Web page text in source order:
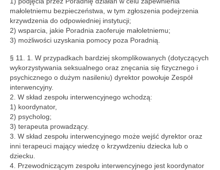
małoletniemu bezpieczeństwa, w tym zgłoszenia podejrzenia
krzywdzenia do odpowiedniej instytucji;
2) wsparcia, jakie Poradnia zaoferuje małoletniemu;
3) możliwości uzyskania pomocy poza Poradnią.
§ 11. 1. W przypadkach bardziej skomplikowanych (dotyczących
wykorzystywania seksualnego oraz znęcania się fizycznego i
psychicznego o dużym nasileniu) dyrektor powołuje Zespół
interwencyjny.
2. W skład zespołu interwencyjnego wchodzą:
1) koordynator,
2) psycholog;
3) terapeuta prowadzący.
3. W skład zespołu interwencyjnego może wejść dyrektor oraz
inni terapeuci mający wiedzę o krzywdzeniu dziecka lub o
dziecku.
4. Przewodniczącym zespołu interwencyjnego jest koordynator